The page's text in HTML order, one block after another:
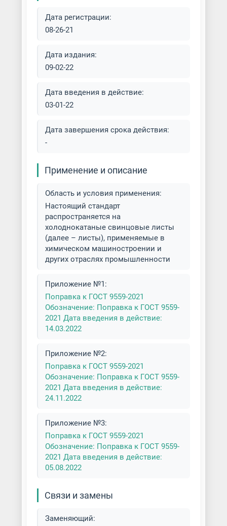
Дата регистрации:
08-26-21
Дата издания:
09-02-22
Дата введения в действие:
03-01-22
Дата завершения срока действия:
-
Применение и описание
Область и условия применения:
Настоящий стандарт
распространяется на
холоднокатаные свинцовые листы
(далее – листы), применяемые в
химическом машиностроении и
других отраслях промышленности
Приложение №1:
Поправка к ГОСТ 9559-2021
Обозначение: Поправка к ГОСТ 9559-
2021 Дата введения в действие:
14.03.2022
Приложение №2:
Поправка к ГОСТ 9559-2021
Обозначение: Поправка к ГОСТ 9559-
2021 Дата введения в действие:
24.11.2022
Приложение №3:
Поправка к ГОСТ 9559-2021
Обозначение: Поправка к ГОСТ 9559-
2021 Дата введения в действие:
05.08.2022
Связи и замены
Заменяющий: